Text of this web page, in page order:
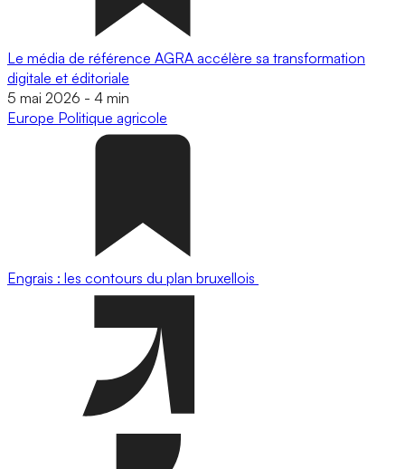
Le média de référence AGRA accélère sa transformation
digitale et éditoriale
5 mai 2026 - 4 min
Europe Politique agricole
Engrais : les contours du plan bruxellois